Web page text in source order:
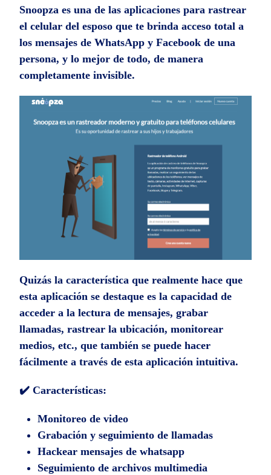
Snoopza es una de las aplicaciones para rastrear
el celular del esposo que te brinda acceso total a
los mensajes de WhatsApp y Facebook de una
persona, y lo mejor de todo, de manera
completamente invisible.
Quizás la característica que realmente hace que
esta aplicación se destaque es la capacidad de
acceder a la lectura de mensajes, grabar
llamadas, rastrear la ubicación, monitorear
medios, etc., que también se puede hacer
fácilmente a través de esta aplicación intuitiva.
✔️ Características:
Monitoreo de video
Grabación y seguimiento de llamadas
Hackear mensajes de whatsapp
Seguimiento de archivos multimedia